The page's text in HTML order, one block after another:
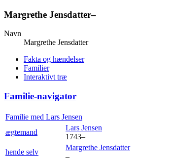
Margrethe Jensdatter–
Navn
Margrethe Jensdatter
Fakta og hændelser
Familier
Interaktivt træ
Familie-navigator
Familie med Lars Jensen
ægtemand
Lars Jensen
1743–
hende selv
Margrethe Jensdatter
–